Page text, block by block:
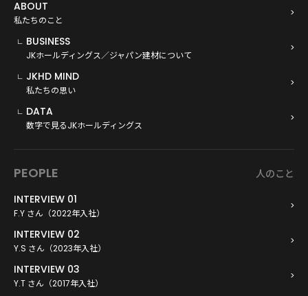
ABOUT
私たちのこと
BUSINESS
JKホールディングス／ジャパン建材について
JKHD MIND
私たちの思い
DATA
数字で見るJKホールディングス
PEOPLE
人のこと
INTERVIEW 01
F.Y さん（2022年入社）
INTERVIEW 02
Y.S さん（2023年入社）
INTERVIEW 03
Y.T さん（2017年入社）